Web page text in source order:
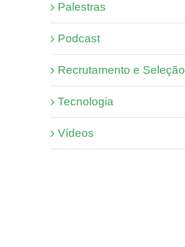
Palestras
Podcast
Recrutamento e Seleção
Tecnologia
Vídeos